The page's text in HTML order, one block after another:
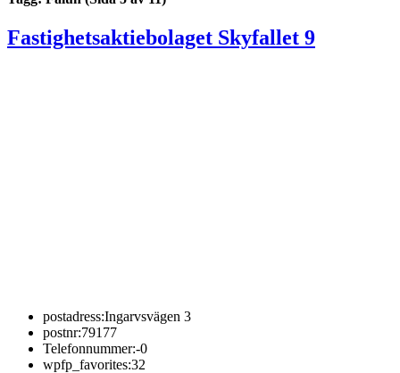
Fastighetsaktiebolaget Skyfallet 9
postadress:Ingarvsvägen 3
postnr:79177
Telefonnummer:-0
wpfp_favorites:32